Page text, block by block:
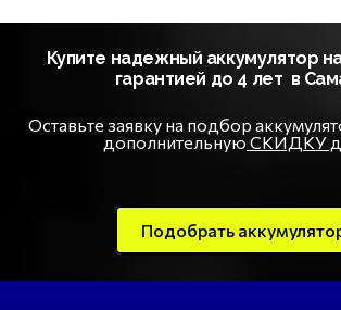
Купите надежный аккумулятор
гарантией до 4 лет в
Оставьте заявку на подбор
дополнительную СКИДКУ
Подобрать